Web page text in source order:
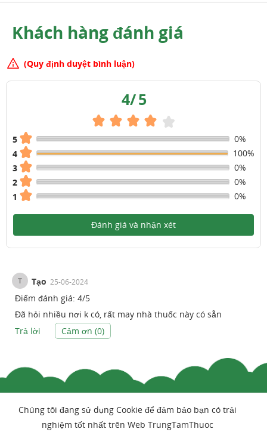
Khách hàng đánh giá
(Quy định duyệt bình luận)
4/5
5
0%
4
100%
3
0%
2
0%
1
0%
Đánh giá và nhận xét
T Tạo 25-06-2024
Điểm đánh giá: 4/5
Đã hỏi nhiều nơi k có, rất may nhà thuốc này có sẵn
Trả lời
Cảm ơn (0)
Chúng tôi đang sử dụng Cookie để đảm bảo bạn có trải
nghiệm tốt nhất trên Web TrungTamThuoc